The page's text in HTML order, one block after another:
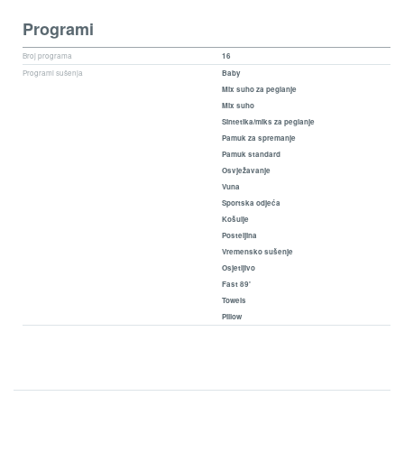
Programi
Broj programa
16
Programi sušenja
Baby
Mix suho za peglanje
Mix suho
Sintetika/miks za peglanje
Pamuk za spremanje
Pamuk standard
Osvježavanje
Vuna
Sportska odjeća
Košulje
Posteljina
Vremensko sušenje
Osjetljivo
Fast 89'
Towels
Pillow